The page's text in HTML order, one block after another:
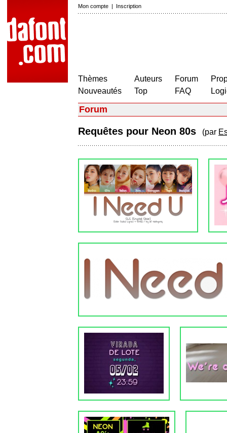
Mon compte | Inscription
Thèmes
Nouveautés
Auteurs
Top
Forum
FAQ
Forum
Requêtes pour Neon 80s (par